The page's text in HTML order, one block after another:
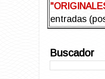
entradas
Buscador